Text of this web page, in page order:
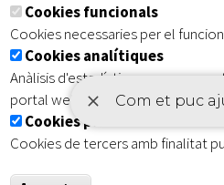
Subscriu-te al nostre butlletí
Inici | Avís legal | Protecció
| Accessibilitat
Cookies funcionals
Cookies necessaries per el
Cookies analítiques
Anàlisis d'estadístiques que
portal web
Cookies publicitàries
Cookies de tercers amb finalitat